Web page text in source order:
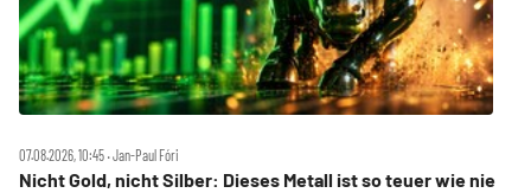
07.08.2026, 10:45 ‧ Jan-Paul Fóri
Nicht Gold, nicht Silber: Dieses Metall ist so teuer wie nie